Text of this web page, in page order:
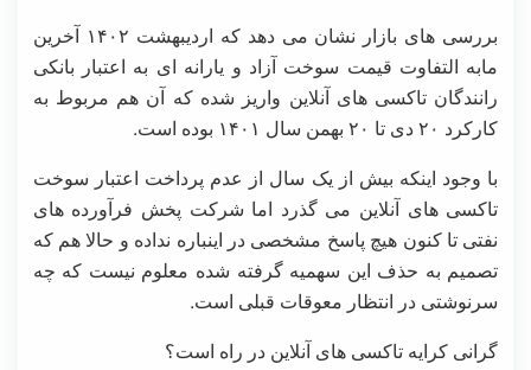
بررسی های بازار نشان می دهد که اردیبهشت ۱۴۰۲ آخرین
مابه التفاوت قیمت سوخت آزاد و یارانه ای به اعتبار بانکی
رانندگان تاکسی های آنلاین واریز شده که آن هم مربوط به
کارکرد ۲۰ دی تا ۲۰ بهمن سال ۱۴۰۱ بوده است.
با وجود اینکه بیش از یک سال از عدم پرداخت اعتبار سوخت
تاکسی های آنلاین می گذرد اما شرکت پخش فرآورده های
نفتی تا کنون هیچ پاسخ مشخصی در اینباره نداده و حالا هم که
تصمیم به حذف این سهمیه گرفته شده معلوم نیست که چه
سرنوشتی در انتظار معوقات قبلی است.
گرانی کرایه تاکسی های آنلاین در راه است؟